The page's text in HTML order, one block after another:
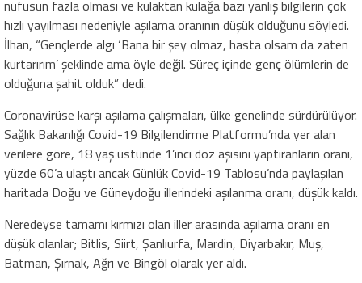
nüfusun fazla olması ve kulaktan kulağa bazı yanlış bilgilerin çok
hızlı yayılması nedeniyle aşılama oranının düşük olduğunu söyledi.
İlhan, “Gençlerde algı ‘Bana bir şey olmaz, hasta olsam da zaten
kurtarırım’ şeklinde ama öyle değil. Süreç içinde genç ölümlerin de
olduğuna şahit olduk” dedi.
Coronavirüse karşı aşılama çalışmaları, ülke genelinde sürdürülüyor.
Sağlık Bakanlığı Covid-19 Bilgilendirme Platformu’nda yer alan
verilere göre, 18 yaş üstünde 1’inci doz aşısını yaptıranların oranı,
yüzde 60’a ulaştı ancak Günlük Covid-19 Tablosu’nda paylaşılan
haritada Doğu ve Güneydoğu illerindeki aşılanma oranı, düşük kaldı.
Neredeyse tamamı kırmızı olan iller arasında aşılama oranı en
düşük olanlar; Bitlis, Siirt, Şanlıurfa, Mardin, Diyarbakır, Muş,
Batman, Şırnak, Ağrı ve Bingöl olarak yer aldı.